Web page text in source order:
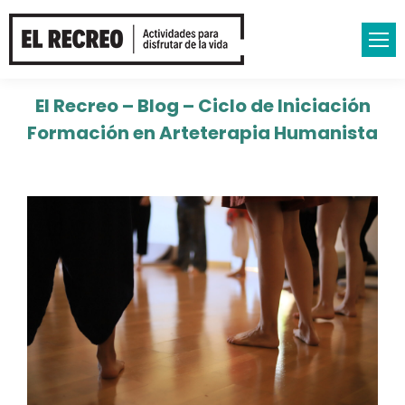
El Recreo – Blog – Ciclo de Iniciación
Formación en Arteterapia Humanista